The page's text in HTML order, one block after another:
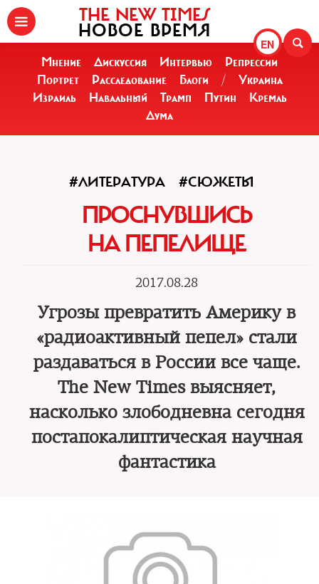
EN
THE NEW TIMES
НОВОЕ ВРЕМЯ
Мнение Дискуссия Интервью
Репрессии
Портрет
Расследование Блоги /
Украина
Израиль
Навальный Трамп Путин
Кремль
Дума
#ЛИТЕРАТУРА #СЮЖЕТЫ
ПРОСНУВШИСЬ
НА ПЕПЕЛИЩЕ
2017.08.28
Угрозы превратить Америку в
«радиоактивный пепел» стали
раздаваться в России все чаще.
The New Times выясняет,
насколько злободневна сегодня
постапокалиптическая научная
фантастика